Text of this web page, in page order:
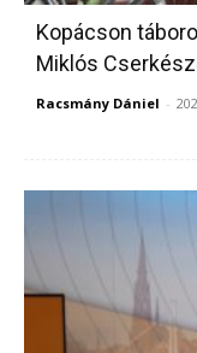
Kopácson
Miklós
Racsmány Dániel -